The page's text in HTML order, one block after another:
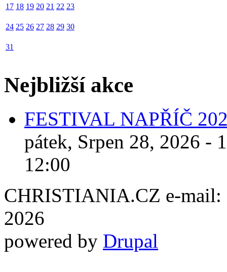
17 18 19 20 21 22 23
24 25 26 27 28 29 30
31
Nejbližší akce
FESTIVAL NAPŘÍČ
pátek, Srpen 28, 2026 -
12:00
CHRISTIANIA.CZ e-mail:
2026
powered by Drupal